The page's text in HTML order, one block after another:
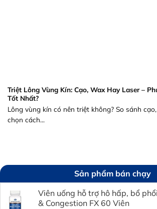
Triệt Lông Vùng Kín: Cạo, Wax Hay Laser –
Tốt Nhất?
Lông vùng kín có nên triệt không? So sánh
chọn cách...
Sản phẩm bán chạy
Viên uống hỗ trợ hô hấp, bổ
& Congestion FX 60 Viên